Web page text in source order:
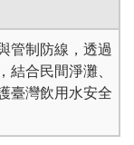
管制防線，透過
結合民間淨灘、
臺灣飲用水安全